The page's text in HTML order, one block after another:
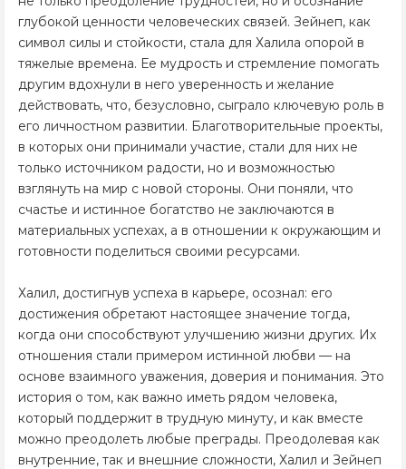
глубокой ценности человеческих связей. Зейнеп, как
символ силы и стойкости, стала для Халила опорой в
тяжелые времена. Ее мудрость и стремление помогать
другим вдохнули в него уверенность и желание
действовать, что, безусловно, сыграло ключевую роль в
его личностном развитии. Благотворительные проекты,
в которых они принимали участие, стали для них не
только источником радости, но и возможностью
взглянуть на мир с новой стороны. Они поняли, что
счастье и истинное богатство не заключаются в
материальных успехах, а в отношении к окружающим и
готовности поделиться своими ресурсами.
Халил, достигнув успеха в карьере, осознал: его
достижения обретают настоящее значение тогда,
когда они способствуют улучшению жизни других. Их
отношения стали примером истинной любви — на
основе взаимного уважения, доверия и понимания. Это
история о том, как важно иметь рядом человека,
который поддержит в трудную минуту, и как вместе
можно преодолеть любые преграды. Преодолевая как
внутренние, так и внешние сложности, Халил и Зейнеп